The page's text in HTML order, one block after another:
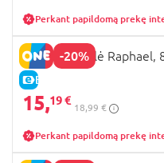
Perkant papildomą prekę
-20%
E-KAINA
TMNT figūrėlė Raphael,
15,19 €
18,99 €
Perkant papildomą prekę